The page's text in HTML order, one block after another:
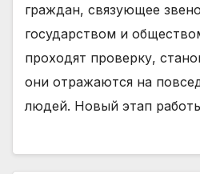
граждан, связующее
государством и
проходят проверку,
они отражаются на
людей. Новый этап